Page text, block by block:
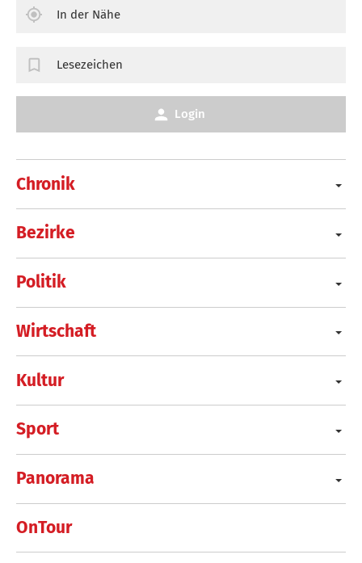
Chronik
Bezirke
Politik
Wirtschaft
Kultur
Sport
Panorama
OnTour
In der Nähe
Lesezeichen
Login